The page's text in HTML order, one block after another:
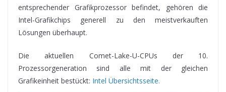
entsprechender Grafikprozessor befindet, gehören die
Intel-Grafikchips generell zu den meistverkauften
Lösungen überhaupt.
Die aktuellen Comet-Lake-U-CPUs der 10.
Prozessorgeneration sind alle mit der gleichen
Grafikeinheit bestückt: Intel Übersichtsseite.